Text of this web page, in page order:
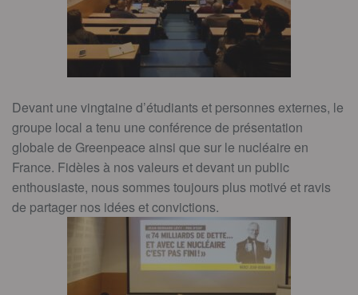
Devant une vingtaine d’étudiants et personnes externes, le
groupe local a tenu une conférence de présentation
globale de Greenpeace ainsi que sur le nucléaire en
France. Fidèles à nos valeurs et devant un public
enthousiaste, nous sommes toujours plus motivé et ravis
de partager nos idées et convictions.